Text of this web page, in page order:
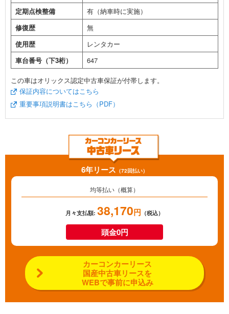
定期点検整備
有（納車時に実施）
修復歴
無
使用歴
レンタカー
車台番号（下3桁）
647
この車はオリックス認定中古車保証が付帯します。
保証内容についてはこちら
重要事項説明書はこちら（PDF）
6年リース （72回払い）
均等払い（概算）
月々支払額: 38,170円 （税込）
頭金0円
カーコンカーリース
国産中古車リースを
WEBで事前に申込み